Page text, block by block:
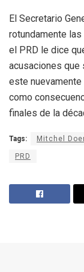
El Secretario
rotundamente
el PRD le dice
acusaciones que
este
como
finales de la
Tags: Mitchel
PRD